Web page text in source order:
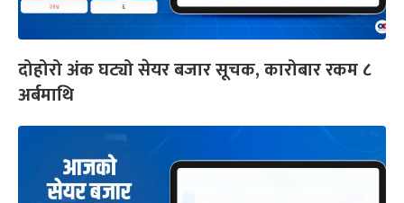
दोहोरो अंक घट्यो सेयर बजार सूचक, कारोबार रकम ८
अर्बमाथि